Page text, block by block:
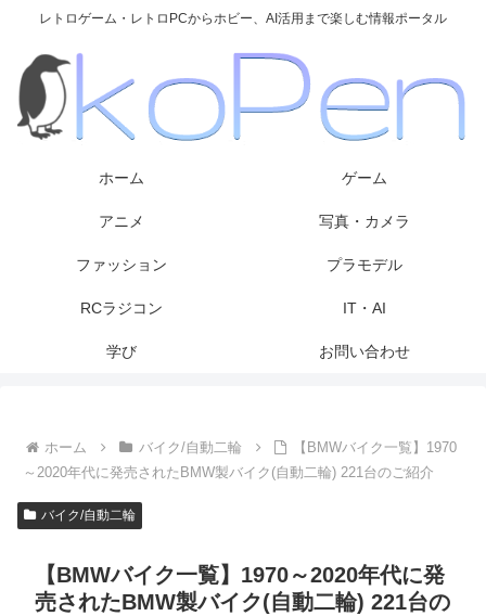
レトロゲーム・レトロPCからホビー、AI活用まで楽しむ情報ポータル
ホーム ゲーム
アニメ 写真・カメラ
ファッション プラモデル
RCラジコン IT・AI
学び お問い合わせ
ホーム バイク/自動二輪
【BMWバイク一覧】1970
～2020年代に発売されたBMW製バイク(自動二輪) 221台のご紹介
バイク/自動二輪
【BMWバイク一覧】1970～2020年代に発
売されたBMW製バイク(自動二輪) 221台の